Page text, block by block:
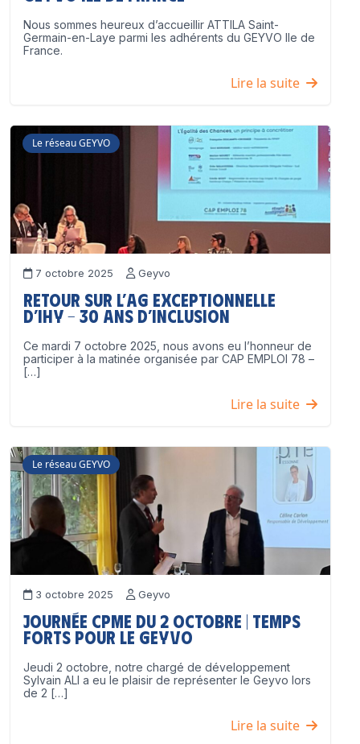
Nous sommes heureux d’accueillir ATTILA Saint-
Germain-en-Laye parmi les adhérents du GEYVO Ile de
France.
Lire la suite
Le réseau GEYVO
7 octobre 2025 Geyvo
Retour sur l’AG exceptionnelle
d’IHY – 30 ans d’inclusion
Ce mardi 7 octobre 2025, nous avons eu l’honneur de
participer à la matinée organisée par CAP EMPLOI 78 –
[…]
Lire la suite
Le réseau GEYVO
3 octobre 2025 Geyvo
Journée CPME du 2 octobre | Temps
forts pour le GEYVO
Jeudi 2 octobre, notre chargé de développement
Sylvain ALI a eu le plaisir de représenter le Geyvo lors
de 2 […]
Lire la suite